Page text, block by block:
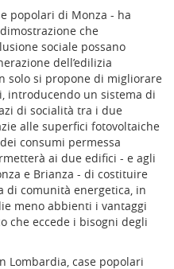
popolari di Monza - ha
che
sociale possano
dell’edilizia
solo si propone di migliorare
introducendo un sistema di
di socialità tra i due
alle superfici fotovoltaiche
consumi permessa
ai due edifici - e agli
e Brianza - di costituire
di comunità energetica, in
meno abbienti i vantaggi
che eccede i bisogni degli
Lombardia, case popolari